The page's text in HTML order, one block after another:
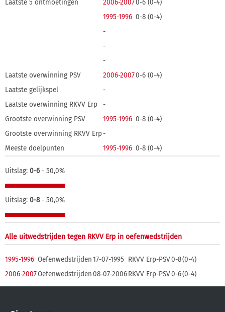
Laatste 5 ontmoetingen
2006-20070-6 (0-4)
1995-1996 0-8 (0-4)
-
-
-
Laatste overwinning PSV
2006-20070-6 (0-4)
Laatste gelijkspel
-
Laatste overwinning RKVV Erp
-
Grootste overwinning PSV
1995-1996 0-8 (0-4)
Grootste overwinning RKVV Erp-
Meeste doelpunten
1995-1996 0-8 (0-4)
Uitslag: 0-6- 50,0%
Uitslag: 0-8- 50,0%
Alle uitwedstrijden tegen RKVV Erp in oefenwedstrijden
1995-1996 Oefenwedstrijden17-07-1995 RKVV Erp-PSV0-8(0-4)
2006-2007Oefenwedstrijden08-07-2006RKVV Erp-PSV0-6(0-4)